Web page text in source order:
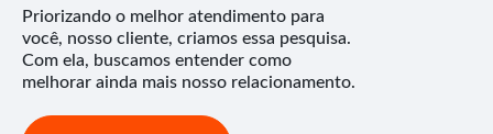
Priorizando o melhor atendimento para
você, nosso cliente, criamos essa pesquisa.
Com ela, buscamos entender como
melhorar ainda mais nosso relacionamento.